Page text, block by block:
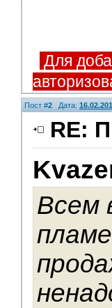
Для
Пост #2 Дата:
RE:
Всем